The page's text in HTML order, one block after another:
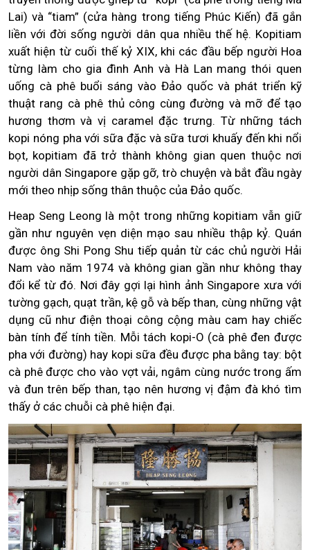
Lai) và “tiam” (cửa hàng trong tiếng Phúc Kiến) đã gắn
liền với đời sống người dân qua nhiều thế hệ. Kopitiam
xuất hiện từ cuối thế kỷ XIX, khi các đầu bếp người Hoa
từng làm cho gia đình Anh và Hà Lan mang thói quen
uống cà phê buổi sáng vào Đảo quốc và phát triển kỹ
thuật rang cà phê thủ công cùng đường và mỡ để tạo
hương thơm và vị caramel đặc trưng. Từ những tách
kopi nóng pha với sữa đặc và sữa tươi khuấy đến khi nổi
bọt, kopitiam đã trở thành không gian quen thuộc nơi
người dân Singapore gặp gỡ, trò chuyện và bắt đầu ngày
mới theo nhịp sống thân thuộc của Đảo quốc.
Heap Seng Leong là một trong những kopitiam vẫn giữ
gần như nguyên vẹn diện mạo sau nhiều thập kỷ. Quán
được ông Shi Pong Shu tiếp quản từ các chủ người Hải
Nam vào năm 1974 và không gian gần như không thay
đổi kể từ đó. Nơi đây gợi lại hình ảnh Singapore xưa với
tường gạch, quạt trần, kệ gỗ và bếp than, cùng những vật
dụng cũ như điện thoại công cộng màu cam hay chiếc
bàn tính để tính tiền. Mỗi tách kopi-O (cà phê đen được
pha với đường) hay kopi sữa đều được pha bằng tay: bột
cà phê được cho vào vợt vải, ngâm cùng nước trong ấm
và đun trên bếp than, tạo nên hương vị đậm đà khó tìm
thấy ở các chuỗi cà phê hiện đại.